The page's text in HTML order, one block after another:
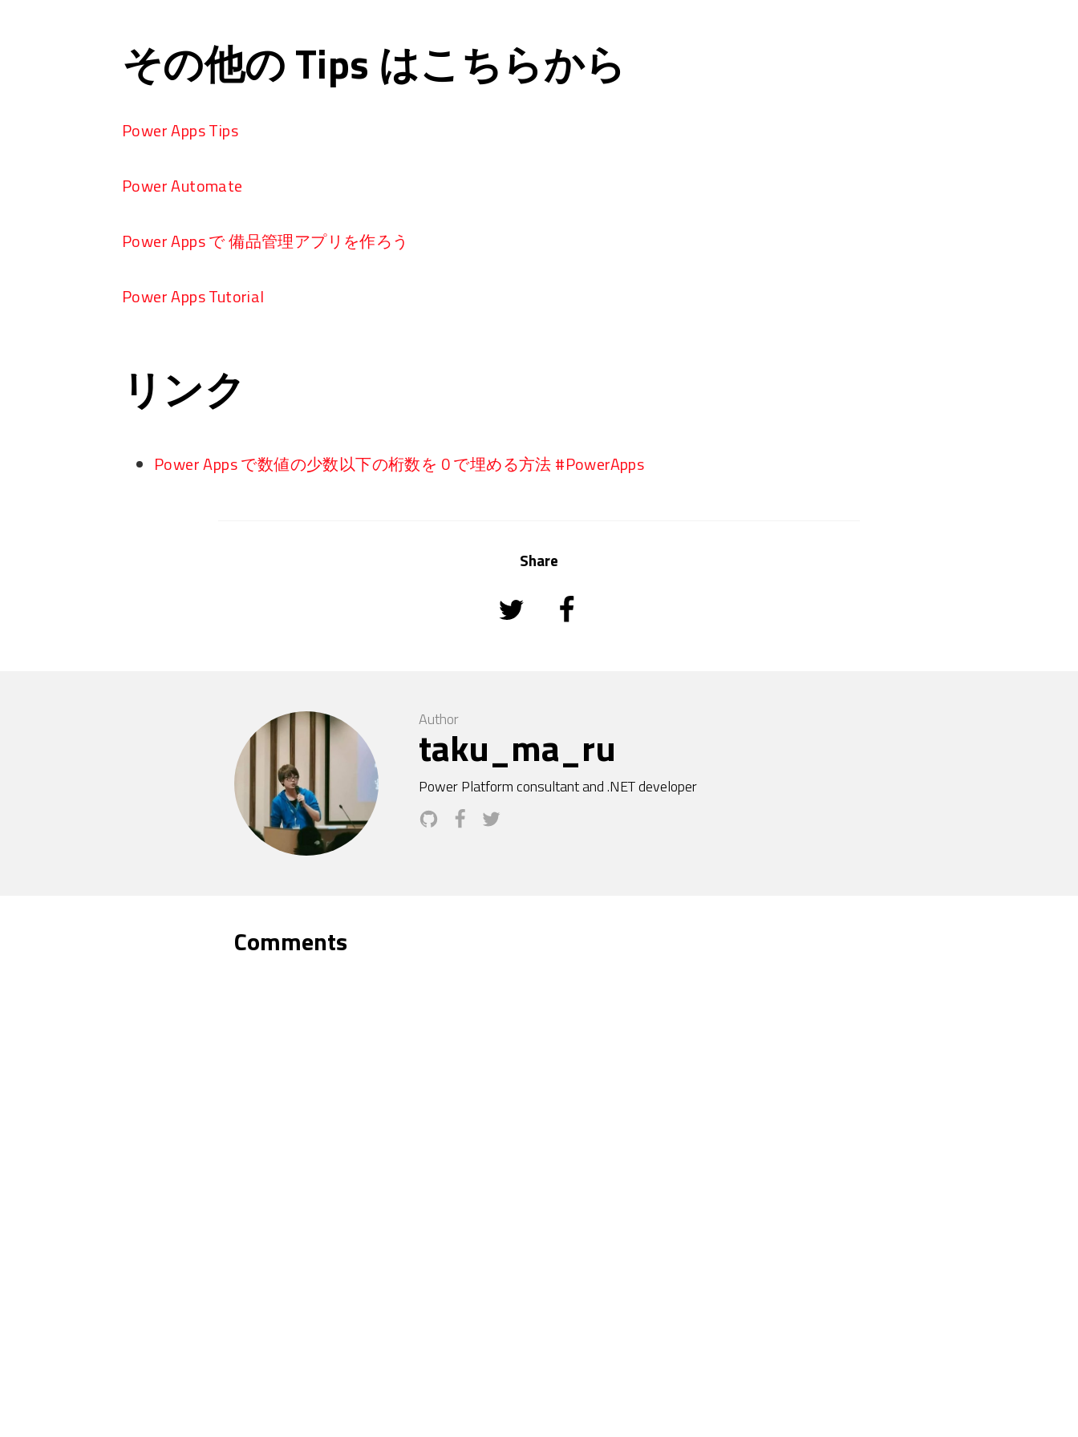
その他の Tips はこちらから
Power Apps Tips
Power Automate
Power Apps で 備品管理アプリを作ろう
Power Apps Tutorial
リンク
Power Apps で数値の少数以下の桁数を 0 で埋める方法 #PowerApps
Share
Author
taku_ma_ru
Power Platform consultant and .NET developer
Comments